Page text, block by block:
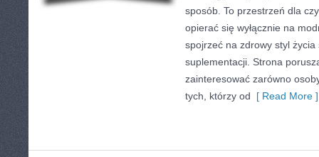
sposób. To przestrzeń dla
opierać się wyłącznie na
spojrzeć na zdrowy styl
suplementacji. Strona
zainteresować zarówno
tych, którzy od [ Read More ]